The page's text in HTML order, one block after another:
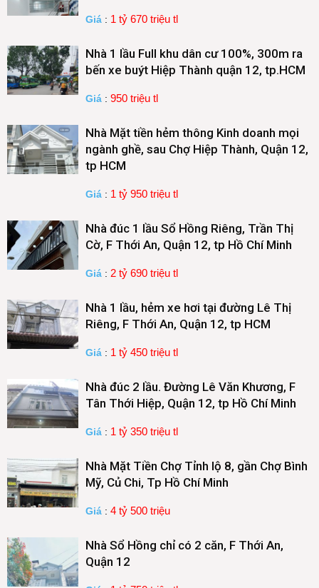
Giá : 1 tỷ 670 triệu tl
Nhà 1 lầu Full khu dân cư 100%, 300m ra
bến xe buýt Hiệp Thành quận 12, tp.HCM
Giá : 950 triệu tl
Nhà Mặt tiền hẻm thông Kinh doanh mọi
ngành ghề, sau Chợ Hiệp Thành, Quận 12,
tp HCM
Giá : 1 tỷ 950 triệu tl
Nhà đúc 1 lầu Sổ Hồng Riêng, Trần Thị
Cờ, F Thới An, Quận 12, tp Hồ Chí Minh
Giá : 2 tỷ 690 triệu tl
Nhà 1 lầu, hẻm xe hơi tại đường Lê Thị
Riêng, F Thới An, Quận 12, tp HCM
Giá : 1 tỷ 450 triệu tl
Nhà đúc 2 lầu. Đường Lê Văn Khương, F
Tân Thới Hiệp, Quận 12, tp Hồ Chí Minh
Giá : 1 tỷ 350 triệu tl
Nhà Mặt Tiền Chợ Tỉnh lộ 8, gần Chợ Bình
Mỹ, Củ Chi, Tp Hồ Chí Minh
Giá : 4 tỷ 500 triệu
Nhà Sổ Hồng chỉ có 2 căn, F Thới An,
Quận 12